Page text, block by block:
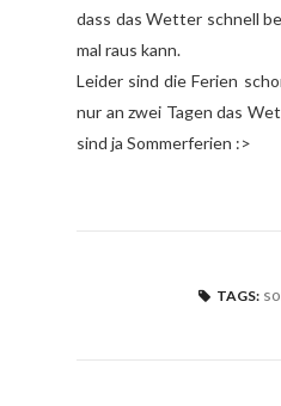
dass das Wetter schnell
mal raus kann.
Leider sind die Ferien
nur an zwei Tagen das
sind ja Sommerferien :>
TAGS: